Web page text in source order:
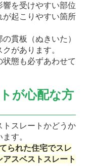
を受けやすい部位
が起こりやすい箇所
貫板（ぬきいた）
があります。
態も必ずあわせて
が心配な方
トスレートかどうか
す。
られた住宅でスレ
スベストスレート